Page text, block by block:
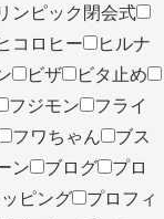
ンピック閉会式
コロヒー
ヒルナ
ビザ
ビタ止め
フジモン
フライ
フワちゃん
ブス
ン ブログ
プロ
ピング
プロフィ